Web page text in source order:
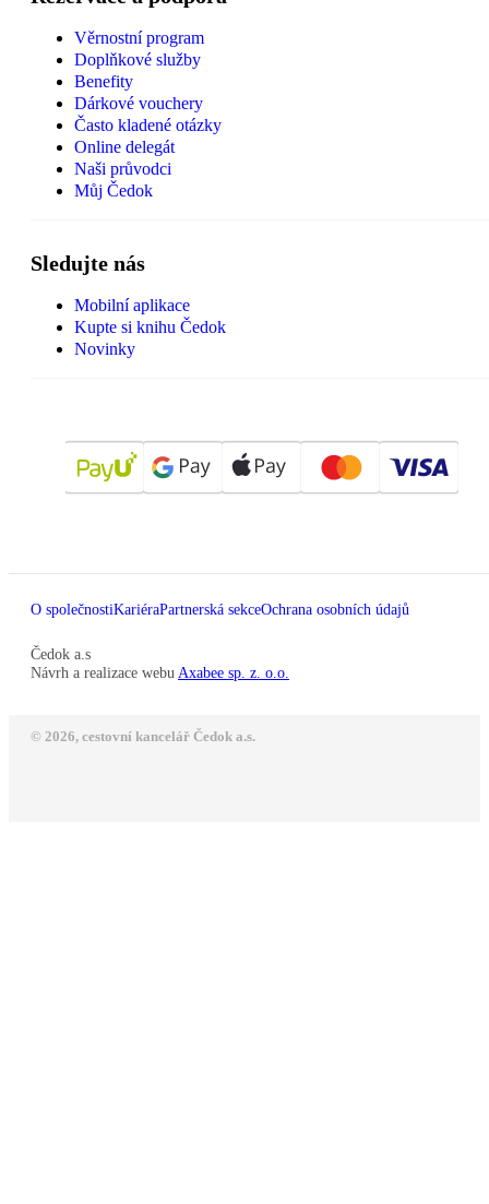
Věrnostní program
Doplňkové služby
Benefity
Dárkové vouchery
Často kladené otázky
Online delegát
Naši průvodci
Můj Čedok
Sledujte nás
Mobilní aplikace
Kupte si knihu Čedok
Novinky
O společnostiKariéraPartnerská sekceOchrana osobních údajů
Čedok a.s
Návrh a realizace webu Axabee sp. z. o.o.
© 2026, cestovní kancelář Čedok a.s.